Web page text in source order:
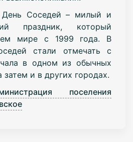
Соседей – милый и
праздник, который
мире с 1999 года. В
стали отмечать с
в одном из обычных
и в других городах.
поселения